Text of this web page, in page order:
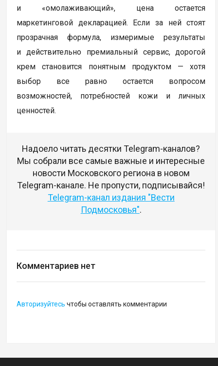
и «омолаживающий», цена остается
маркетинговой декларацией. Если за ней стоят
прозрачная формула, измеримые результаты
и действительно премиальный сервис, дорогой
крем становится понятным продуктом — хотя
выбор все равно остается вопросом
возможностей, потребностей кожи и личных
ценностей.
Надоело читать десятки Telegram-каналов?
Мы собрали все самые важные и интересные
новости Московского региона в новом
Telegram-канале. Не пропусти, подписывайся!
Telegram-канал издания "Вести
Подмосковья".
Комментариев нет
Авторизуйтесь чтобы оставлять комментарии